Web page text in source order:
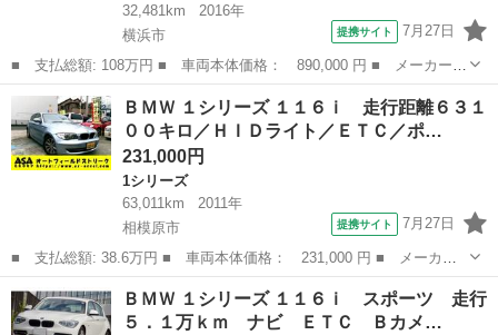
32,481km
2016年
横浜市
提携サイト 7月27日
■ 支払総額: 108万円 ■ 車両本体価格： 890,000 円 ■ メーカー
名： ＢＭＷ ■ 車種名： １シリーズ ■ グレード名： １１８
ｄ スタイル 走行３．２万Ｋｍ 後期 ８速電子ＡＴ ＬＥＤヘッ
ドライト ハーフ...
神奈川 横浜市
ＢＭＷ １シリーズ １１６ｉ 走行距離６３１
００キロ／ＨＩＤライト／ＥＴＣ／ポ…
231,000円
1シリーズ
63,011km
2011年
相模原市
提携サイト 7月27日
■ 支払総額: 38.6万円 ■ 車両本体価格： 231,000 円 ■ メーカー
名： ＢＭＷ ■ 車種名： １シリーズ ■ グレード名： １１６
ｉ 走行距離６３１００キロ／ＨＩＤライト／ＥＴＣ／ポータブルナ
ビ ■ 排気量...
神奈川 相模原市 1シリーズ
ＢＭＷ １シリーズ １１６ｉ スポーツ 走行
５．１万ｋｍ ナビ ＥＴＣ Ｂカメ…